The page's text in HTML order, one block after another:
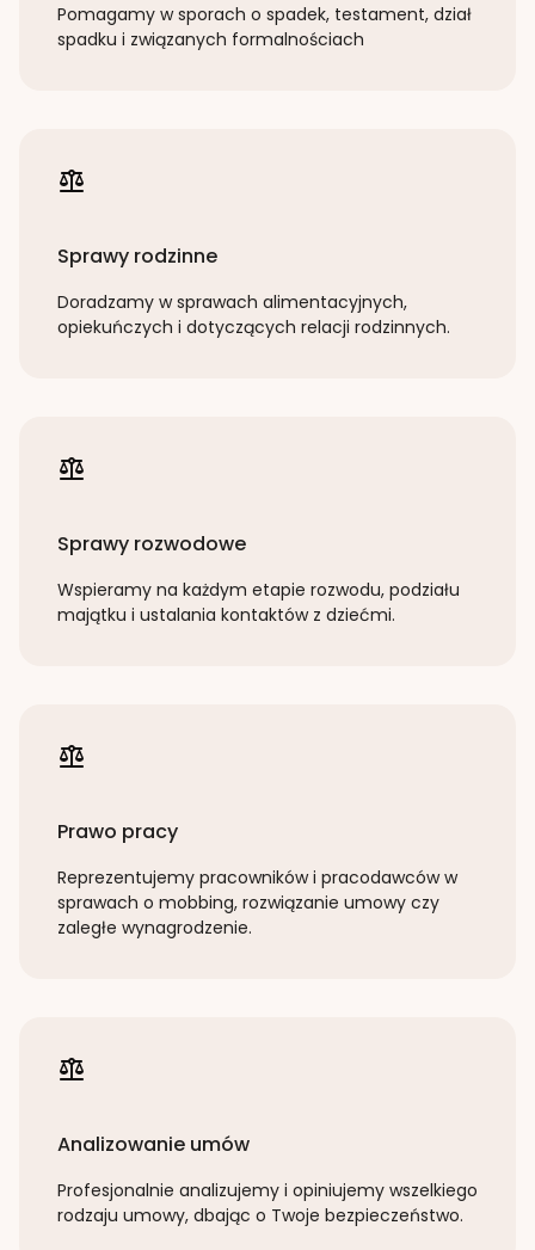
Pomagamy w sporach o spadek, testament, dział
spadku i związanych formalnościach
Sprawy rodzinne
Doradzamy w sprawach alimentacyjnych,
opiekuńczych i dotyczących relacji rodzinnych.
Sprawy rozwodowe
Wspieramy na każdym etapie rozwodu, podziału
majątku i ustalania kontaktów z dziećmi.
Prawo pracy
Reprezentujemy pracowników i pracodawców w
sprawach o mobbing, rozwiązanie umowy czy
zaległe wynagrodzenie.
Analizowanie umów
Profesjonalnie analizujemy i opiniujemy wszelkiego
rodzaju umowy, dbając o Twoje bezpieczeństwo.